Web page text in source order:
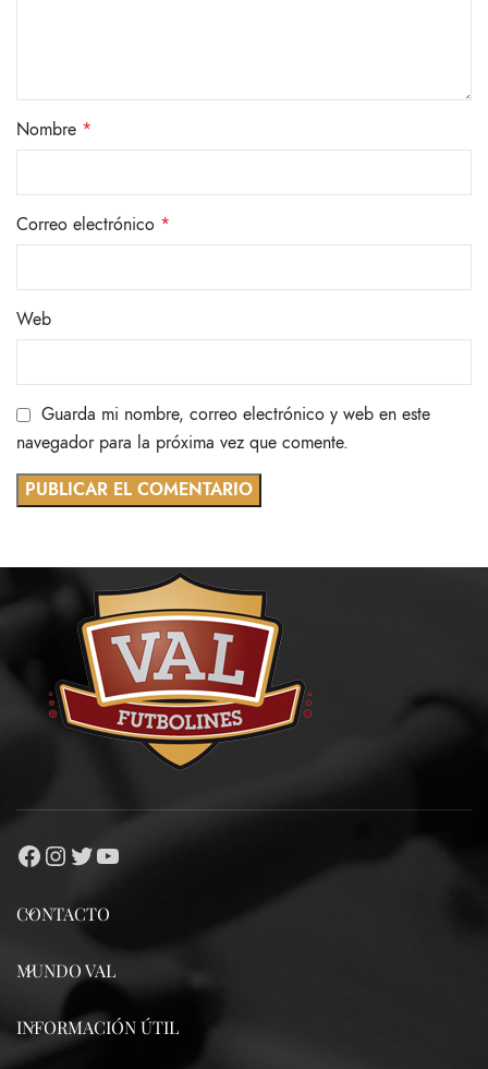
Nombre *
Correo electrónico *
Web
Guarda mi nombre, correo electrónico y web en este
navegador para la próxima vez que comente.
CONTACTO
MUNDO VAL
INFORMACIÓN ÚTIL